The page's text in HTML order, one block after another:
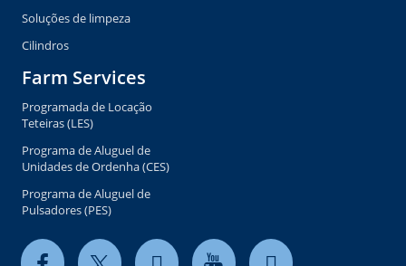
Soluções de limpeza
Cilindros
Farm Services
Programada de Locação
Teteiras (LES)
Programa de Aluguel de
Unidades de Ordenha (CES)
Programa de Aluguel de
Pulsadores (PES)